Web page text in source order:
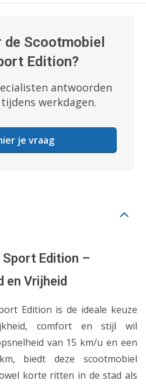
de Scootmobiel
Edition?
antwoorden
werkdagen.
je vraag
Edition –
en Vrijheid
Edition is de ideale keuze
comfort en stijl wil
van 15 km/u en een
biedt deze scootmobiel
korte ritten in de stad als